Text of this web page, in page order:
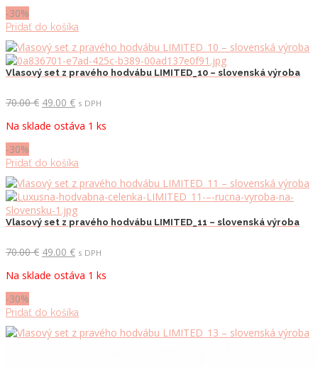
-30%
Pridať do košíka
Vlasový set z pravého hodvábu LIMITED_10 – slovenská výroba
70.00€ Pôvodná
bola:
49.00 €Aktuálna
je:
s DPH
Na sklade ostáva 1 ks
-30%
Pridať do košíka
Vlasový set z pravého hodvábu LIMITED_11 – slovenská výroba
70.00€ Pôvodná
bola:
49.00 €Aktuálna
je:
s DPH
Na sklade ostáva 1 ks
-30%
Pridať do košíka